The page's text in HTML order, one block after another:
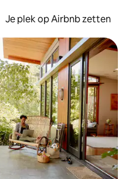
Je plek op Airbnb zetten